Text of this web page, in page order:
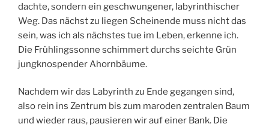
dachte, sondern ein geschwungener, labyrinthischer
Weg. Das nächst zu liegen Scheinende muss nicht das
sein, was ich als nächstes tue im Leben, erkenne ich.
Die Frühlingssonne schimmert durchs seichte Grün
jungknospender Ahornbäume.
Nachdem wir das Labyrinth zu Ende gegangen sind,
also rein ins Zentrum bis zum maroden zentralen Baum
und wieder raus, pausieren wir auf einer Bank. Die